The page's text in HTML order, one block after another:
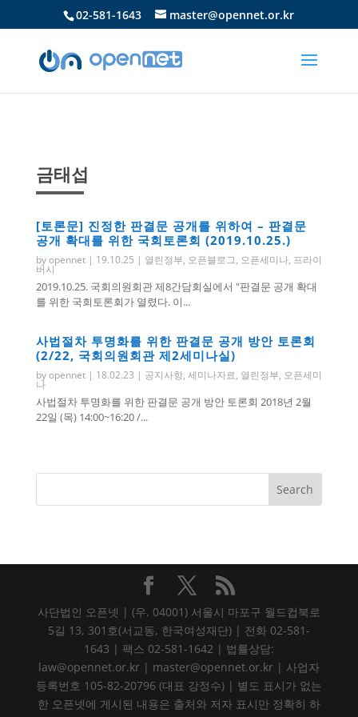
02-581-1643 master@opennet.or.kr
금태섭
[토론문] 진정한 판결문 공개를 위하여 – 판결문
공개 확대를 위한 국회토론회 (2019.10.25.)
byopennet| 19.10.25 | 열린정부, 오픈블로그, 오픈세미나, 프라이
버시
2019.10.25. 국회의원회관 제8간담회실에서 "판결문 공개 확대
를 위한 국회토론회가 열렸다. 이...
사법절차 투명화를 위한 판결문 공개 방안 토론회
(2/22, 국회의원회관 제2세미나실)
byopennet| 18.02.23 | 공지사항, 세미나자료, 열린정부, 오픈세미
나
사법절차 투명화를 위한 판결문 공개 방안 토론회 2018년 2월
22일 (목) 14:00~16:20 /...
사단법인 오픈넷 | (우. 04001) 서울시 마포구 월드컵북로
5길 13, 301호(서교동, 한국여성재단) | 전화 02-581-
1643 | 팩스 02-581-1642 | 법률상담:
law@opennet.or.kr | master@opennet.or.kr | 사업자
등록번호 105-82-20796 (대표 강정수) | 별도 표시가 없는
한 오픈넷에 게시된 내용은 출처와 저자 표시만 정확히 하